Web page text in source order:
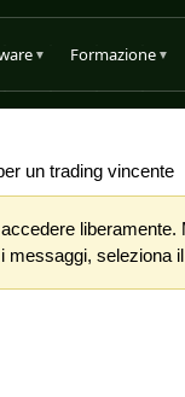
▼ Formazione ▼
un trading vincente
messaggi, seleziona